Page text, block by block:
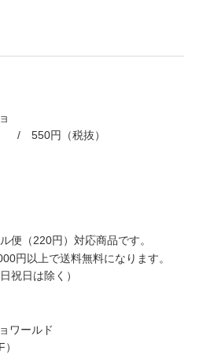
/ 550円（税抜）
便（220円）対応商品です。
円以上で送料無料になります。
祝日は除く）
ワールド